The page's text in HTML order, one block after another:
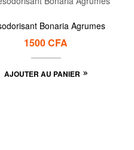
Bonaria Agrumes
1500CFA
AJOUTER AU PANIER